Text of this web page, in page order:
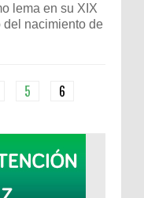
lema en su XIX
del nacimiento de
5 6